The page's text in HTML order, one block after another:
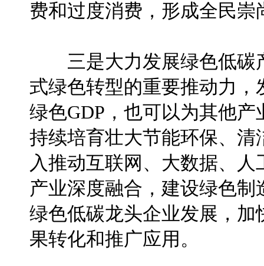
费和过度消费，形成全民崇
三是大力发展绿色低碳
式绿色转型的重要推动力
绿色GDP，也可以为其他
持续培育壮大节能环保、
入推动互联网、大数据、
产业深度融合，建设绿色
绿色低碳龙头企业发展，
果转化和推广应用。